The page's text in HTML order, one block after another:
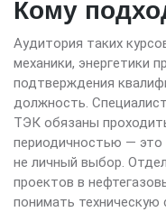
Кому
Аудитория таких
механики, энергетики
подтверждения
должность.
ТЭК обязаны
периодичностью — это
не личный выбор.
проектов в
понимать техническую